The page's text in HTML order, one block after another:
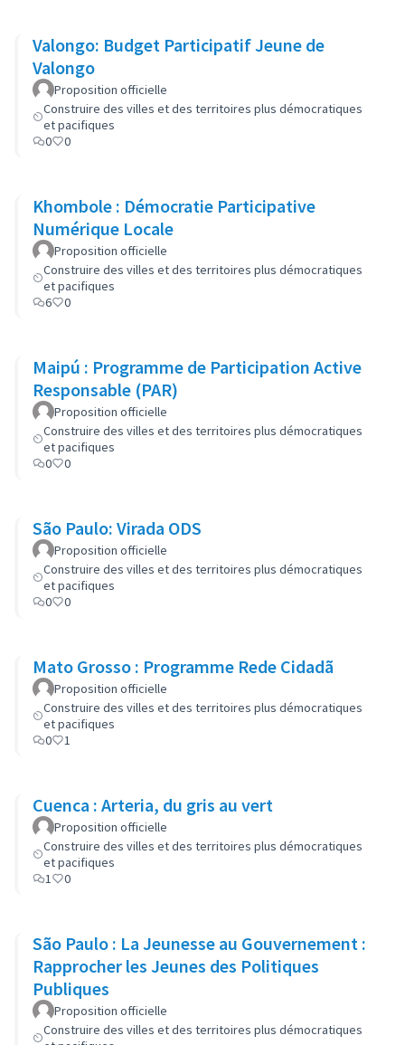
Valongo: Budget Participatif Jeune de
Valongo
Proposition officielle
Construire des villes et des territoires plus démocratiques
et pacifiques
0
0
Khombole : Démocratie Participative
Numérique Locale
Proposition officielle
Construire des villes et des territoires plus démocratiques
et pacifiques
6
0
Maipú : Programme de Participation Active
Responsable (PAR)
Proposition officielle
Construire des villes et des territoires plus démocratiques
et pacifiques
0
0
São Paulo: Virada ODS
Proposition officielle
Construire des villes et des territoires plus démocratiques
et pacifiques
0
0
Mato Grosso : Programme Rede Cidadã
Proposition officielle
Construire des villes et des territoires plus démocratiques
et pacifiques
0
1
Cuenca : Arteria, du gris au vert
Proposition officielle
Construire des villes et des territoires plus démocratiques
et pacifiques
1
0
São Paulo : La Jeunesse au Gouvernement :
Rapprocher les Jeunes des Politiques
Publiques
Proposition officielle
Construire des villes et des territoires plus démocratiques